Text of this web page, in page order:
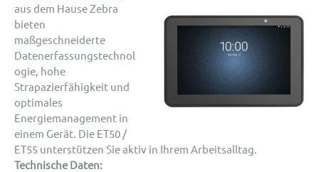
aus dem Hause Zebra
bieten
maßgeschneiderte
Datenerfassungstechnol
ogie, hohe
Strapazierfähigkeit und
optimales
Energiemanagement in
einem Gerät. Die ET50 /
ET55 unterstützen Sie aktiv in Ihrem Arbeitsalltag.
Technische Daten: